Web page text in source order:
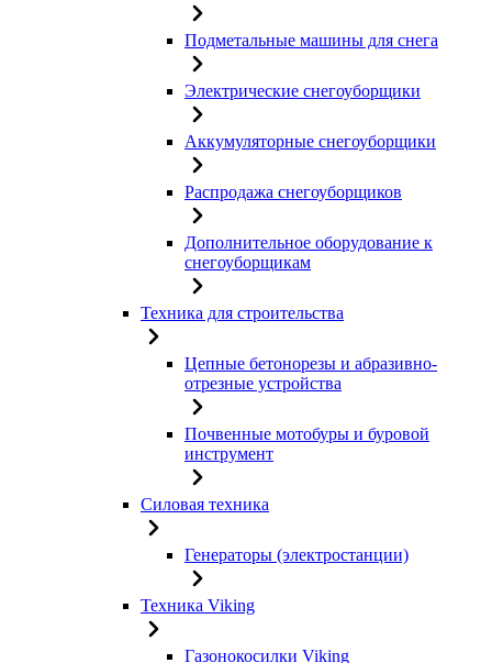
Подметальные машины для снега
Электрические снегоуборщики
Аккумуляторные снегоуборщики
Распродажа снегоуборщиков
Дополнительное оборудование к
снегоуборщикам
Техника для строительства
Цепные бетонорезы и абразивно-
отрезные устройства
Почвенные мотобуры и буровой
инструмент
Силовая техника
Генераторы (электростанции)
Техника Viking
Газонокосилки Viking